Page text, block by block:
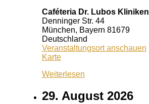
Caféteria Dr. Lubos Kliniken
Denninger Str. 44
München, Bayern 81679
Deutschland
Veranstaltungsort anschauen
KarteCaféteria
Lubos
Weiterlesen
29. August 2026